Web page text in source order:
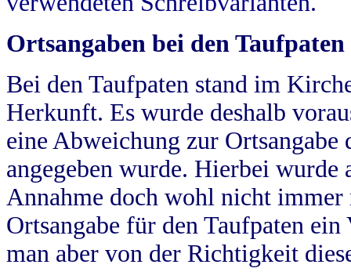
Ortsangaben bei den Taufpaten
Bei den Taufpaten stand im
Herkunft. Es wurde deshalb
eine Abweichung zur
angegeben wurde. Hierbei wurde
Annahme doch wohl nicht
Ortsangabe für den Taufpaten
man aber von der Richtigkeit